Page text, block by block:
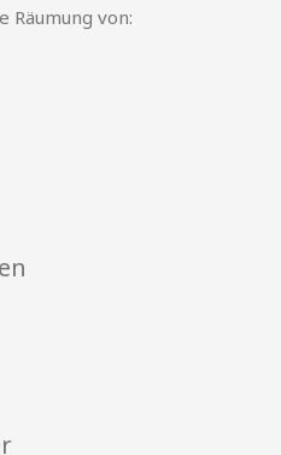
von: